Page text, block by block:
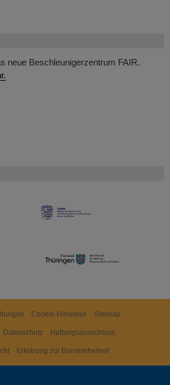
neue Beschleunigerzentrum FAIR.
Cookie-Hinweise Sitemap
Datenschutz Haftungsausschluss
Erklärung zur Barrierefreiheit